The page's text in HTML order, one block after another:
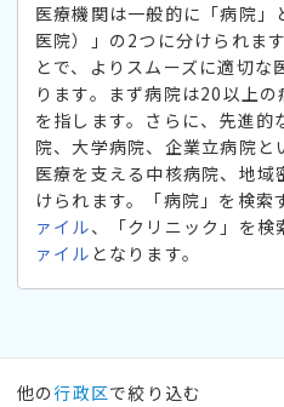
医療機関は一般的に「病院」
医院）」の2つに分けられま
とで、よりスムーズに適切な
ります。まず病院は20以上
を指します。さらに、先進的
院、大学病院、企業立病院
医療を支える中核病院、地
けられます。「病院」を検索
ァイル、「クリニック」を検
ァイル となります。
他の行政区で絞り込む